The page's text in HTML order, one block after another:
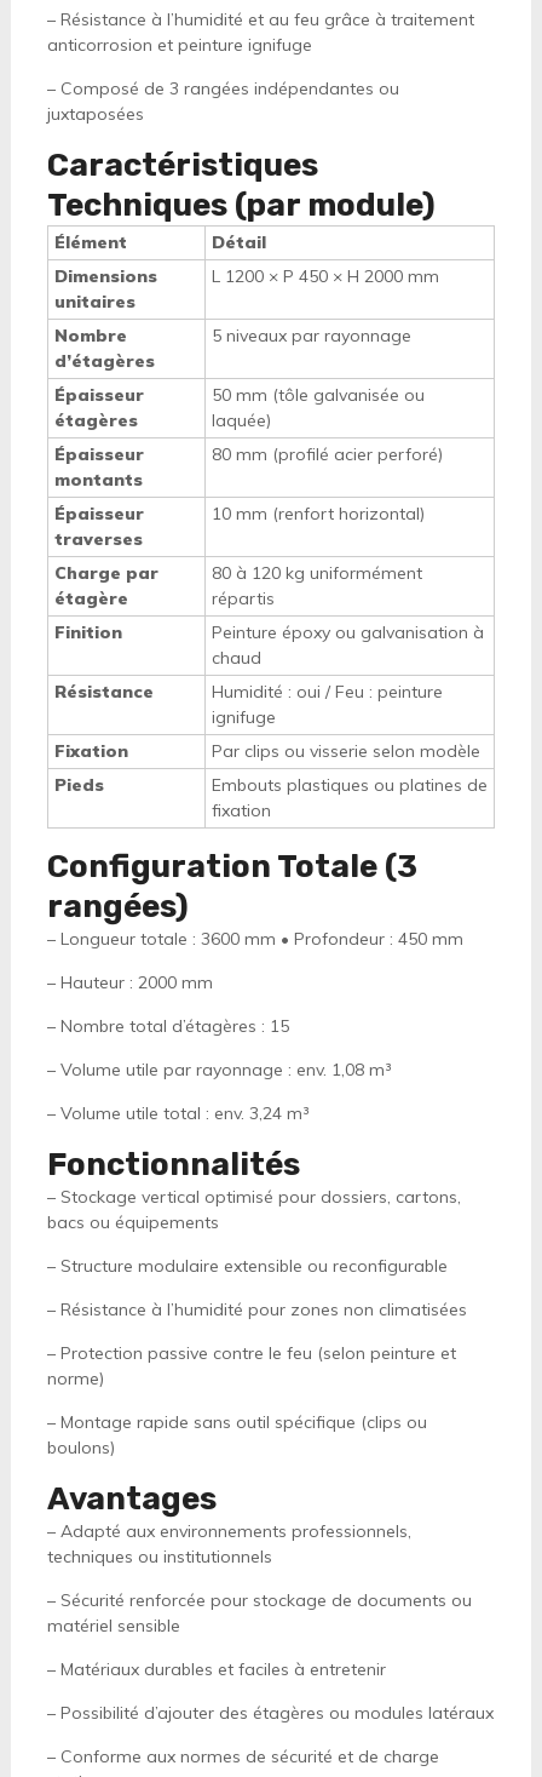
– Résistance à l’humidité et au feu grâce à traitement
anticorrosion et peinture ignifuge
– Composé de 3 rangées indépendantes ou
juxtaposées
Caractéristiques
Techniques (par module)
Élément
Détail
Dimensions
unitaires
L 1200 × P 450 × H 2000 mm
Nombre
d’étagères
5 niveaux par rayonnage
Épaisseur
étagères
50 mm (tôle galvanisée ou
laquée)
Épaisseur
montants
80 mm (profilé acier perforé)
Épaisseur
traverses
10 mm (renfort horizontal)
Charge par
étagère
80 à 120 kg uniformément
répartis
Finition
Peinture époxy ou galvanisation à
chaud
Résistance
Humidité : oui / Feu : peinture
ignifuge
Fixation
Par clips ou visserie selon modèle
Pieds
Embouts plastiques ou platines de
fixation
Configuration Totale (3
rangées)
– Longueur totale : 3600 mm • Profondeur : 450 mm
– Hauteur : 2000 mm
– Nombre total d’étagères : 15
– Volume utile par rayonnage : env. 1,08 m³
– Volume utile total : env. 3,24 m³
Fonctionnalités
– Stockage vertical optimisé pour dossiers, cartons,
bacs ou équipements
– Structure modulaire extensible ou reconfigurable
– Résistance à l’humidité pour zones non climatisées
– Protection passive contre le feu (selon peinture et
norme)
– Montage rapide sans outil spécifique (clips ou
boulons)
Avantages
– Adapté aux environnements professionnels,
techniques ou institutionnels
– Sécurité renforcée pour stockage de documents ou
matériel sensible
– Matériaux durables et faciles à entretenir
– Possibilité d’ajouter des étagères ou modules latéraux
– Conforme aux normes de sécurité et de charge